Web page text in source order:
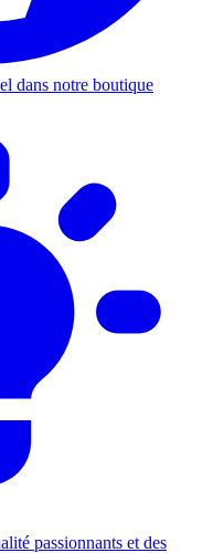
dans notre boutique
passionnants et des